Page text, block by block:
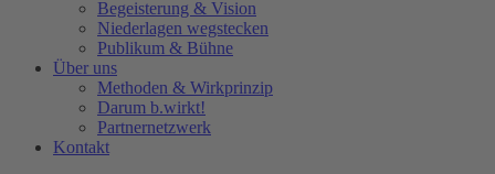
Begeisterung & Vision
Niederlagen wegstecken
Publikum & Bühne
Über uns
Methoden & Wirkprinzip
Darum b.wirkt!
Partnernetzwerk
Kontakt